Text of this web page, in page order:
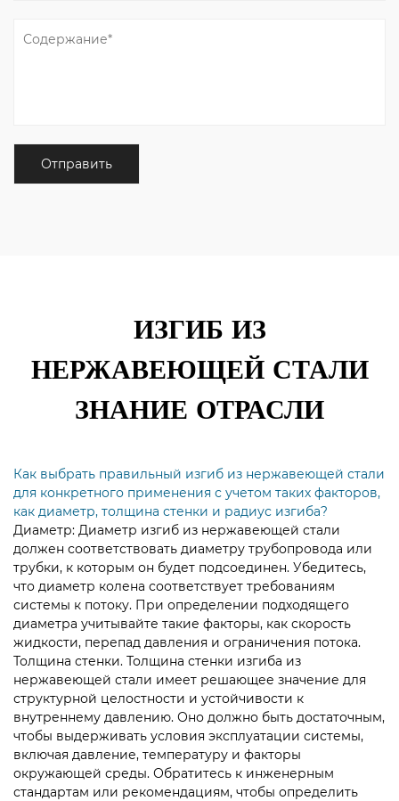
ИЗГИБ ИЗ
НЕРЖАВЕЮЩЕЙ СТАЛИ
ЗНАНИЕ ОТРАСЛИ
Как выбрать правильный изгиб из нержавеющей стали
для конкретного применения с учетом таких факторов,
как диаметр, толщина стенки и радиус изгиба?
Диаметр: Диаметр изгиб из нержавеющей стали
должен соответствовать диаметру трубопровода или
трубки, к которым он будет подсоединен. Убедитесь,
что диаметр колена соответствует требованиям
системы к потоку. При определении подходящего
диаметра учитывайте такие факторы, как скорость
жидкости, перепад давления и ограничения потока.
Толщина стенки. Толщина стенки изгиба из
нержавеющей стали имеет решающее значение для
структурной целостности и устойчивости к
внутреннему давлению. Оно должно быть достаточным,
чтобы выдерживать условия эксплуатации системы,
включая давление, температуру и факторы
окружающей среды. Обратитесь к инженерным
стандартам или рекомендациям, чтобы определить